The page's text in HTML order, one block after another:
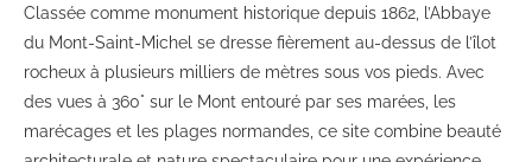
Classée comme monument historique depuis 1862, l’Abbaye
du Mont-Saint-Michel se dresse fièrement au-dessus de l’îlot
rocheux à plusieurs milliers de mètres sous vos pieds. Avec
des vues à 360° sur le Mont entouré par ses marées, les
marécages et les plages normandes, ce site combine beauté